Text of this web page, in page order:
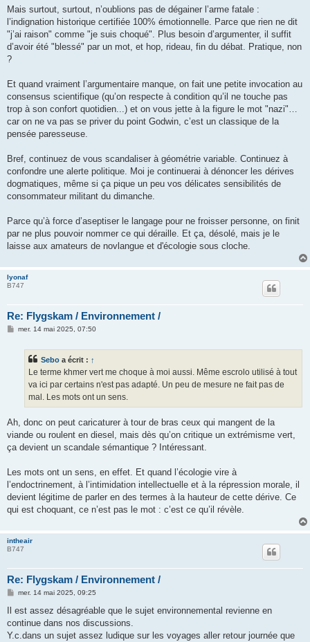
Mais surtout, surtout, n’oublions pas de dégainer l’arme fatale :
l’indignation historique certifiée 100% émotionnelle. Parce que rien ne dit
"j’ai raison" comme "je suis choqué". Plus besoin d’argumenter, il suffit
d’avoir été "blessé" par un mot, et hop, rideau, fin du débat. Pratique, non
?
Et quand vraiment l’argumentaire manque, on fait une petite invocation au
consensus scientifique (qu’on respecte à condition qu’il ne touche pas
trop à son confort quotidien...) et on vous jette à la figure le mot "nazi"…
car on ne va pas se priver du point Godwin, c’est un classique de la
pensée paresseuse.
Bref, continuez de vous scandaliser à géométrie variable. Continuez à
confondre une alerte politique. Moi je continuerai à dénoncer les dérives
dogmatiques, même si ça pique un peu vos délicates sensibilités de
consommateur militant du dimanche.
Parce qu’à force d’aseptiser le langage pour ne froisser personne, on finit
par ne plus pouvoir nommer ce qui déraille. Et ça, désolé, mais je le
laisse aux amateurs de novlangue et d'écologie sous cloche.
lyonaf
B747
Re: Flygskam / Environnement /
Mmer. 14 mai 2025, 07:50
Sebo a écrit : ↑
Le terme khmer vert me choque à moi aussi. Même escrolo utilisé à tout
va ici par certains n'est pas adapté. Un peu de mesure ne fait pas de
mal. Les mots ont un sens.
Ah, donc on peut caricaturer à tour de bras ceux qui mangent de la
viande ou roulent en diesel, mais dès qu’on critique un extrémisme vert,
ça devient un scandale sémantique ? Intéressant.
Les mots ont un sens, en effet. Et quand l’écologie vire à
l’endoctrinement, à l’intimidation intellectuelle et à la répression morale, il
devient légitime de parler en des termes à la hauteur de cette dérive. Ce
qui est choquant, ce n’est pas le mot : c’est ce qu’il révèle.
intheair
B747
Re: Flygskam / Environnement /
M
s
a
g
mer. 14 mai 2025, 09:25
Il est assez désagréable que le sujet environnemental revienne en
continue dans nos discussions.
Y.c.dans un sujet assez ludique sur les voyages aller retour journée que